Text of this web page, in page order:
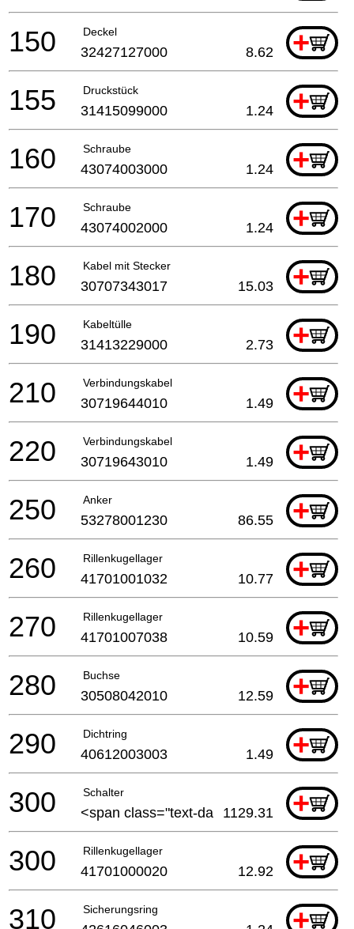
Deckel +
150 32427127000 8.62
Druckstück +
155 31415099000 1.24
Schraube +
160 43074003000 1.24
Schraube +
170 43074002000 1.24
Kabel mit Stecker +
180 30707343017 15.03
Kabeltülle +
190 31413229000 2.73
Verbindungskabel +
210 30719644010 1.49
Verbindungskabel +
220 30719643010 1.49
Anker +
250 53278001230 86.55
Rillenkugellager +
260 41701001032 10.77
Rillenkugellager +
270 41701007038 10.59
Buchse +
280 30508042010 12.59
Dichtring +
290 40612003003 1.49
Schalter +
300 <span class="text-da 1129.31
Rillenkugellager +
300 41701000020 12.92
Sicherungsring +
310